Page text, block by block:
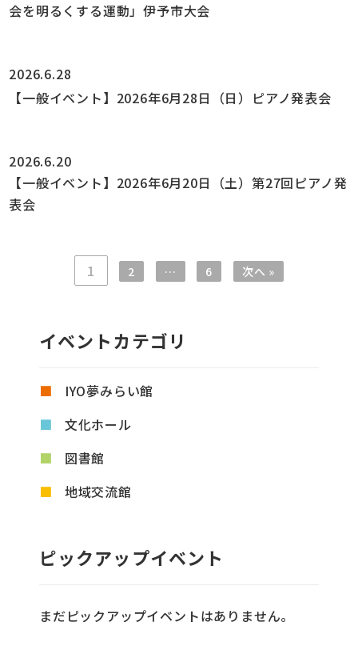
会を明るくする運動」伊予市大会
2026.6.28
【一般イベント】2026年6月28日（日）ピアノ発表会
2026.6.20
【一般イベント】2026年6月20日（土）第27回ピアノ発
表会
1 2 … 6 次へ »
イベントカテゴリ
IYO夢みらい館
文化ホール
図書館
地域交流館
ピックアップイベント
まだピックアップイベントはありません。